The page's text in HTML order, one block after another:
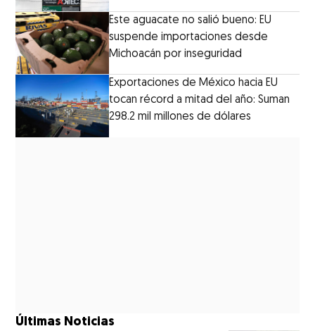
Este aguacate no salió bueno: EU
suspende importaciones desde
Michoacán por inseguridad
Exportaciones de México hacia EU
tocan récord a mitad del año: Suman
298.2 mil millones de dólares
Últimas Noticias